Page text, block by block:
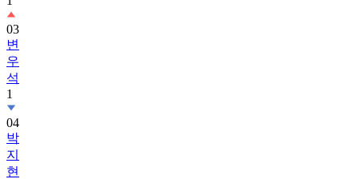
03
변
우
석
1
04
박
지
현